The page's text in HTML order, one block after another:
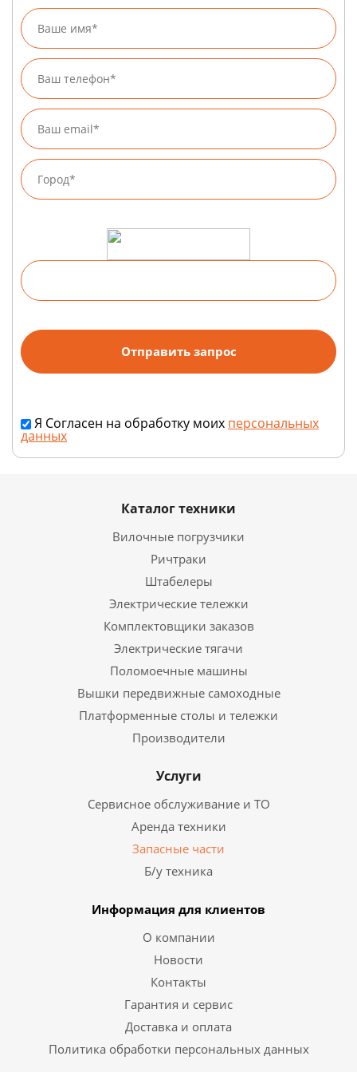
Я Согласен на обработку моих персональных
данных
Каталог техники
Вилочные погрузчики
Ричтраки
Штабелеры
Электрические тележки
Комплектовщики заказов
Электрические тягачи
Поломоечные машины
Вышки передвижные самоходные
Платформенные столы и тележки
Производители
Услуги
Сервисное обслуживание и ТО
Аренда техники
Запасные части
Б/у техника
Информация для клиентов
О компании
Новости
Контакты
Гарантия и сервис
Доставка и оплата
Политика обработки персональных данных